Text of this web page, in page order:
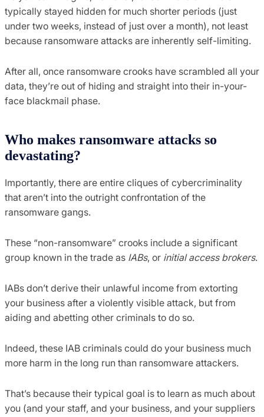
typically stayed hidden for much shorter periods (just
under two weeks, instead of just over a month), not least
because ransomware attacks are inherently self-limiting.
After all, once ransomware crooks have scrambled all your
data, they’re out of hiding and straight into their in-your-
face blackmail phase.
Who makes ransomware attacks so
devastating?
Importantly, there are entire cliques of cybercriminality
that aren’t into the outright confrontation of the
ransomware gangs.
These “non-ransomware” crooks include a significant
group known in the trade as IABs, or initial access brokers.
IABs don’t derive their unlawful income from extorting
your business after a violently visible attack, but from
aiding and abetting other criminals to do so.
Indeed, these IAB criminals could do your business much
more harm in the long run than ransomware attackers.
That’s because their typical goal is to learn as much about
you (and your staff, and your business, and your suppliers